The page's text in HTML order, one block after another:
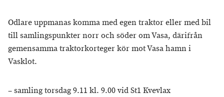
Odlare uppmanas komma med egen traktor eller med bil
till samlingspunkter norr och söder om Vasa, därifrån
gemensamma traktorkorteger kör mot Vasa hamn i
Vasklot.
– samling torsdag 9.11 kl. 9.00 vid St1 Kvevlax